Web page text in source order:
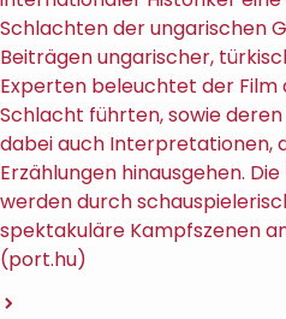
Schlachten der ungarischen
Beiträgen ungarischer,
Experten beleuchtet der Film
Schlacht führten, sowie
dabei auch Interpretationen,
Erzählungen hinausgehen.
werden durch
spektakuläre Kampfszenen
(port.hu)